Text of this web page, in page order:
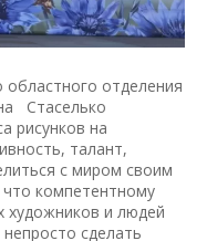
отделения
Стаселько
рисунков на
талант,
с миром своим
компетентному
художников и людей
сделать